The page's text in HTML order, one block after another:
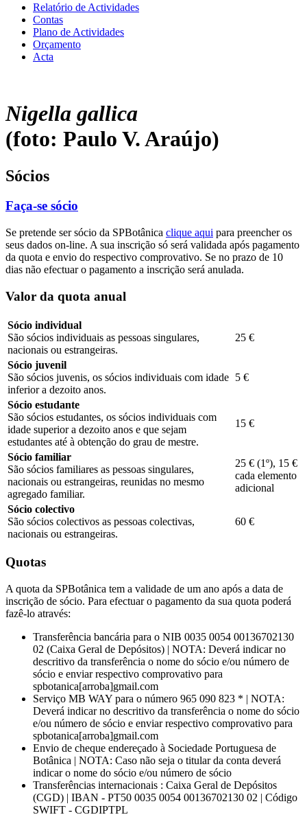
Relatório de Actividades
Contas
Plano de Actividades
Orçamento
Acta
Nigella gallica
(foto: Paulo V. Araújo)
Sócios
Faça-se sócio
Se pretende ser sócio da SPBotânica clique aqui para preencher os
seus dados on-line. A sua inscrição só será validada após pagamento
da quota e envio do respectivo comprovativo. Se no prazo de 10
dias não efectuar o pagamento a inscrição será anulada.
Valor da quota anual
Sócio individual
São sócios individuais as pessoas singulares,
nacionais ou estrangeiras.
25 €
Sócio juvenil
São sócios juvenis, os sócios individuais com idade
inferior a dezoito anos.
5 €
Sócio estudante
São sócios estudantes, os sócios individuais com
idade superior a dezoito anos e que sejam
estudantes até à obtenção do grau de mestre.
15 €
Sócio familiar
São sócios familiares as pessoas singulares,
nacionais ou estrangeiras, reunidas no mesmo
agregado familiar.
25 € (1º), 15 €
cada elemento
adicional
Sócio colectivo
São sócios colectivos as pessoas colectivas,
nacionais ou estrangeiras.
60 €
Quotas
A quota da SPBotânica tem a validade de um ano após a data de
inscrição de sócio. Para efectuar o pagamento da sua quota poderá
fazê-lo através:
Transferência bancária para o NIB 0035 0054 00136702130
02 (Caixa Geral de Depósitos) | NOTA: Deverá indicar no
descritivo da transferência o nome do sócio e/ou número de
sócio e enviar respectivo comprovativo para
spbotanica[arroba]gmail.com
Serviço MB WAY para o número 965 090 823 * | NOTA:
Deverá indicar no descritivo da transferência o nome do sócio
e/ou número de sócio e enviar respectivo comprovativo para
spbotanica[arroba]gmail.com
Envio de cheque endereçado à Sociedade Portuguesa de
Botânica | NOTA: Caso não seja o titular da conta deverá
indicar o nome do sócio e/ou número de sócio
Transferências internacionais : Caixa Geral de Depósitos
(CGD) | IBAN - PT50 0035 0054 00136702130 02 | Código
SWIFT - CGDIPTPL